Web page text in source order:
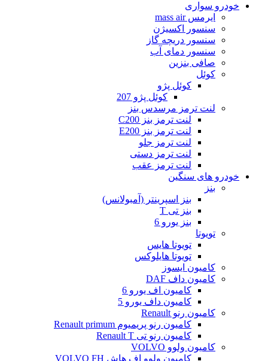
خودرو سواری
ایرمس mass air
سنسور اکسیژن
سنسور دریچه گاز
سنسور دمای آب
صافی بنزین
کوئل
کوئل پژو
کوئل پژو 207
لنت ترمز مرسدس بنز
لنت ترمز بنز C200
لنت ترمز بنز E200
لنت ترمز جلو
لنت ترمز دستی
لنت ترمز عقب
خودرو های سنگین
بنز
بنز اسپرینتر (آمبولانس)
بنز تی T
بنز یورو 6
تویوتا
تویوتا هایس
تویوتا هایلوکس
کامیون ایسوز
کامیون داف DAF
کامیون اف یورو 6
کامیون داف یورو 5
کامیون رنو Renault
کامیون رنو پریمیوم Renault primum
کامیون رنو تی Renault T
کامیون ولوو VOLVO
کامیون ولوو اف هاش VOLVO FH